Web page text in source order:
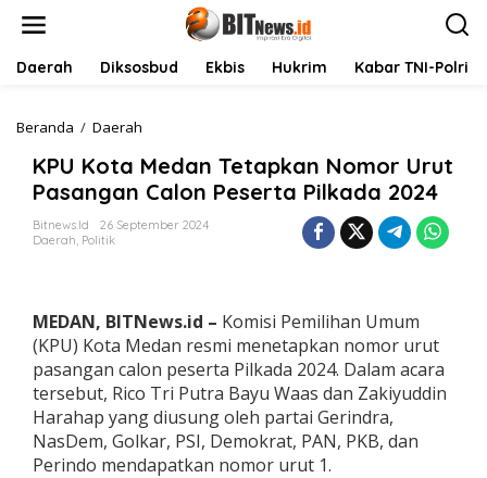
Daerah Diksosbud Ekbis Hukrim Kabar TNI-Polri
Beranda / Daerah
U
K
o
t
a
n
T
e
t
a
p
k
KPU Kota Medan Tetapkan Nomor Urut
Pasangan Calon Peserta Pilkada 2024
Bitnews.id
26 September 2024
Daerah, Politik
MEDAN, BITNews.id – Komisi Pemilihan Umum
(KPU) Kota Medan resmi menetapkan nomor urut
pasangan calon peserta Pilkada 2024. Dalam acara
tersebut, Rico Tri Putra Bayu Waas dan Zakiyuddin
Harahap yang diusung oleh partai Gerindra,
NasDem, Golkar, PSI, Demokrat, PAN, PKB, dan
Perindo mendapatkan nomor urut 1.